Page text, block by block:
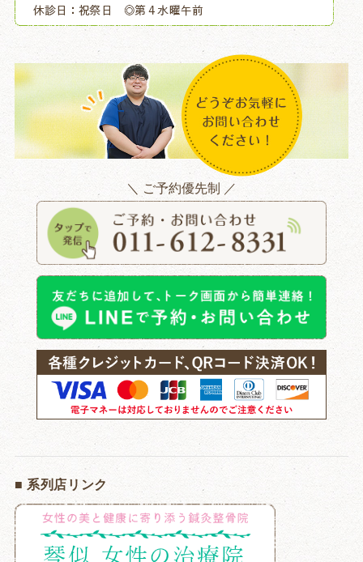
＼ ご予約優先制 ／
■ 系列店リンク